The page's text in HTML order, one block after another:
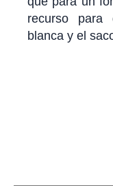
recurso
blanca y el